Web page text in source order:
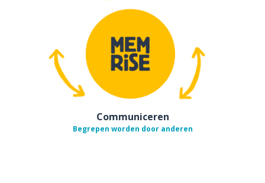
Communiceren
Begrepen worden door anderen